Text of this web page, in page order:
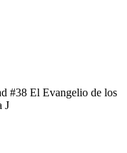
#38 El Evangelio de los
J